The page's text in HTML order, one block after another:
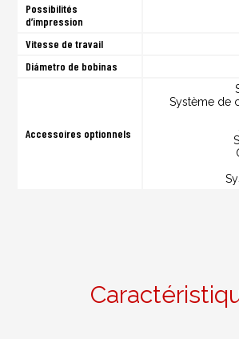
Possibilités
d’impression
Vitesse de travail
Diámetro de bobinas
Accessoires optionnels
Système de